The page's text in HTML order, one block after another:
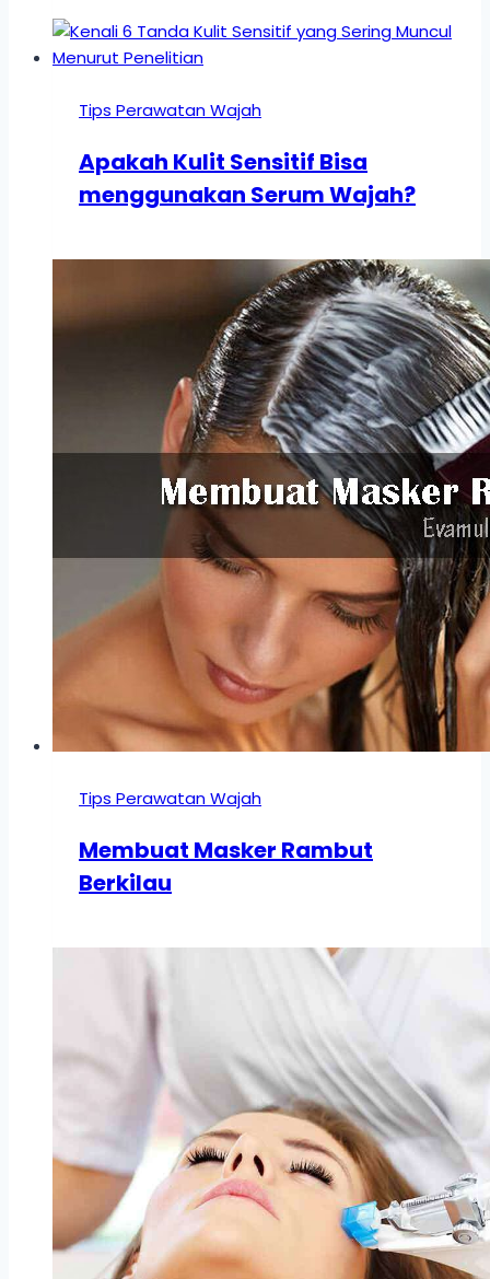
Tips Perawatan Wajah
Apakah Kulit Sensitif Bisa
menggunakan Serum Wajah?
Tips Perawatan Wajah
Membuat Masker Rambut
Berkilau